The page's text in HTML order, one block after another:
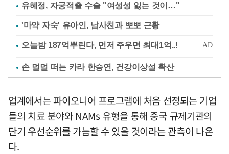
유혜정, 자궁적출 수술 "여성성 잃는 것이…"
'마약 자숙' 유아인, 남사친과 뽀뽀 근황
손 덜덜 떠는 카라 한승연, 건강이상설 확산
업계에서는 파이오니어 프로그램에 처음 선정되는 기업
들의 치료 분야와 NAMs 유형을 통해 중국 규제기관의
단기 우선순위를 가늠할 수 있을 것이라는 관측이 나온
다.